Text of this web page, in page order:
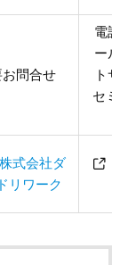
お問合せ
電話
ール
トサ
セミ
株式会社ダ
リワーク